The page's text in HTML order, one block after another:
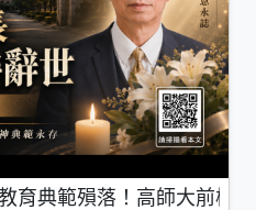
育典範殞落！高師大前校